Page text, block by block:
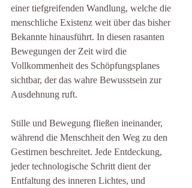
einer tiefgreifenden Wandlung, welche die
menschliche Existenz weit über das bisher
Bekannte hinausführt. In diesen rasanten
Bewegungen der Zeit wird die
Vollkommenheit des Schöpfungsplanes
sichtbar, der das wahre Bewusstsein zur
Ausdehnung ruft.
Stille und Bewegung fließen ineinander,
während die Menschheit den Weg zu den
Gestirnen beschreitet. Jede Entdeckung,
jeder technologische Schritt dient der
Entfaltung des inneren Lichtes, und